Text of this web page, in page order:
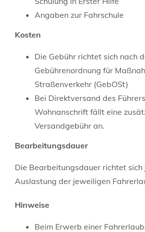
Angaben zur Fahrschule
Kosten
Die Gebühr richtet sich nach
Gebührenordnung für
Straßenverkehr (GebOSt)
Bei Direktversand des
Wohnanschrift fällt eine
Versandgebühr an.
Bearbeitungsdauer
Die Bearbeitungsdauer richtet sich
Auslastung der jeweiligen
Hinweise
Beim Erwerb einer